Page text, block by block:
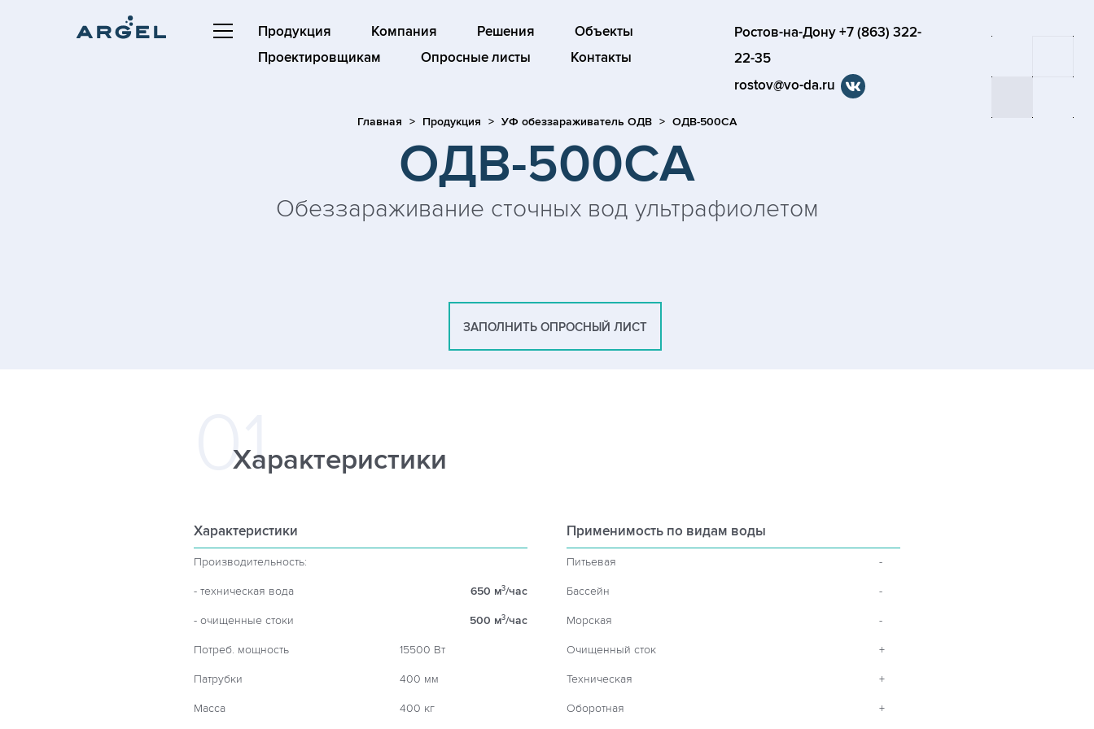
Продукция Компания Решения
Объекты
Проектировщикам
Опросные листы Контакты
Ростов-на-Дону +7 (863) 322-
22-35
rostov@vo-da.ru
Главная Продукция УФ обеззараживатель ОДВ ОДВ-500СА
ОДВ-500СА
Обеззараживание сточных вод ультрафиолетом
ЗАПОЛНИТЬ ОПРОСНЫЙ ЛИСТ
Характеристики
Характеристики
Производительность:
- техническая вода 650 м3/час
- очищенные стоки 500 м3/час
Потреб. мощность 15500 Вт
Патрубки 400 мм
Масса 400 кг
Применимость по видам воды
Питьевая -
Бассейн -
Морская -
Очищенный сток +
Техническая +
Оборотная +